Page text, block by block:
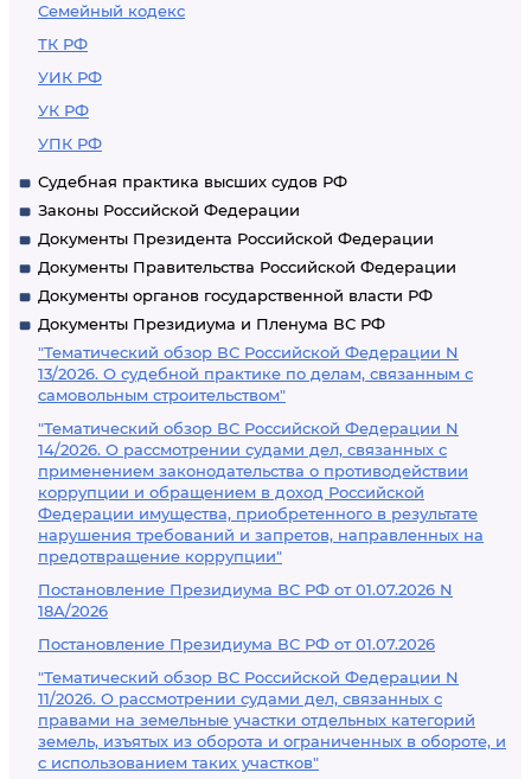
Семейный кодекс
ТК РФ
УИК РФ
УК РФ
УПК РФ
Судебная практика высших судов РФ
Законы Российской Федерации
Документы Президента Российской Федерации
Документы Правительства Российской Федерации
Документы органов государственной власти РФ
Документы Президиума и Пленума ВС РФ
"Тематический обзор ВС Российской Федерации N
13/2026. О судебной практике по делам, связанным с
самовольным строительством"
"Тематический обзор ВС Российской Федерации N
14/2026. О рассмотрении судами дел, связанных с
применением законодательства о противодействии
коррупции и обращением в доход Российской
Федерации имущества, приобретенного в результате
нарушения требований и запретов, направленных на
предотвращение коррупции"
Постановление Президиума ВС РФ от 01.07.2026 N
18А/2026
Постановление Президиума ВС РФ от 01.07.2026
"Тематический обзор ВС Российской Федерации N
11/2026. О рассмотрении судами дел, связанных с
правами на земельные участки отдельных категорий
земель, изъятых из оборота и ограниченных в обороте, и
с использованием таких участков"